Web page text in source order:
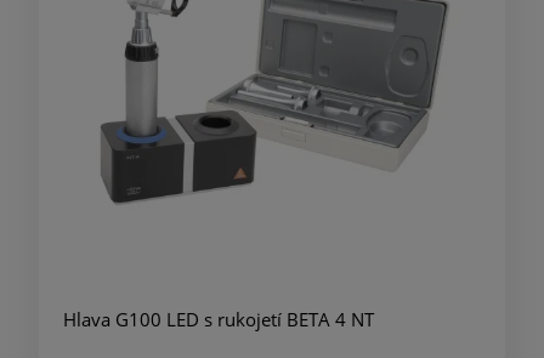
Hlava G100 LED s rukojetí BETA 4 NT